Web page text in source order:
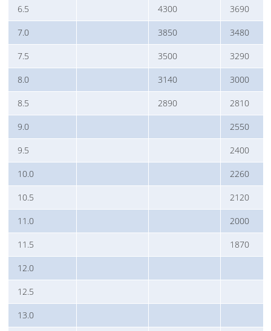
6.5 4300 3690
7.0 3850 3480
7.5 3500 3290
8.0 3140 3000
8.5 2890 2810
9.0 2550
9.5 2400
10.0 2260
10.5 2120
11.0 2000
11.5 1870
12.0
12.5
13.0